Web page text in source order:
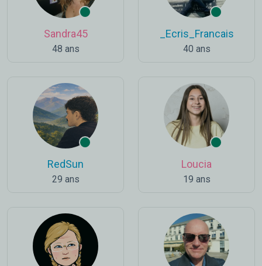
Sandra45
48 ans
_Ecris_Francais
40 ans
RedSun
29 ans
Loucia
19 ans